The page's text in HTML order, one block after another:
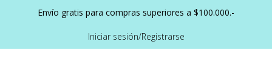
Envío gratis para compras superiores a $100.000.-
Iniciar sesión/Registrarse